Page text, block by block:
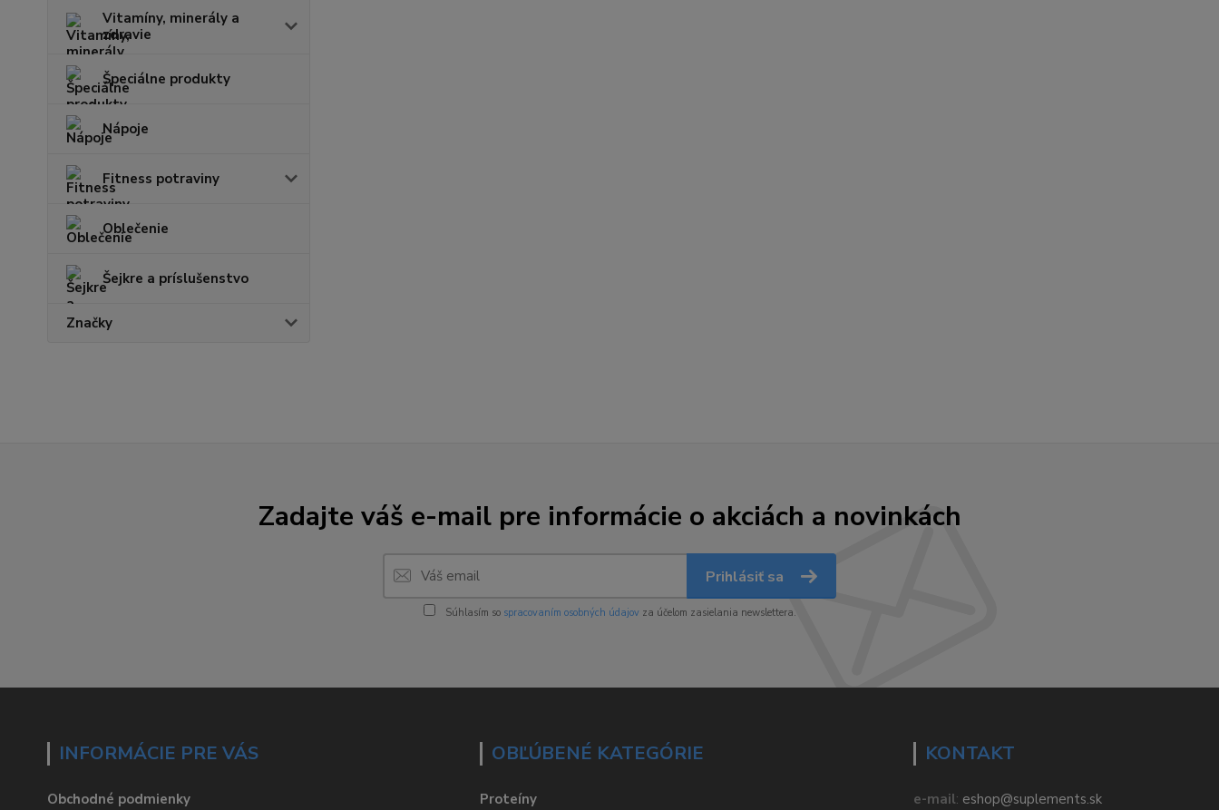
Vitamíny, minerály a
zdravie
Špeciálne produkty
Nápoje
Fitness potraviny
Oblečenie
Šejkre a príslušenstvo
Značky
Zadajte váš e-mail pre informácie o akciách a novinkách
Prihlásiť sa
Súhlasím so spracovaním osobných údajovza účelom zasielania newslettera.
INFORMÁCIE PRE VÁS
Obchodné podmienky
OBĽÚBENÉ KATEGÓRIE
Proteíny
KONTAKT
e-mail: eshop@suplements.sk